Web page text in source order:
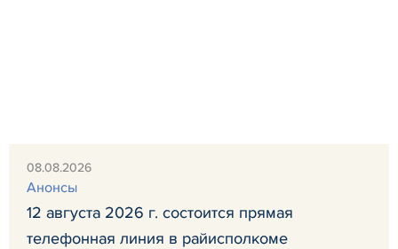
08.08.2026
Анонсы
12 августа 2026 г. состоится прямая
телефонная линия в райисполкоме